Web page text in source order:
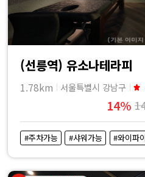
(선릉역) 유소나테라피
1.78km 서울특별시 강남구
14%
#주차가능 #샤워가능 #와이파